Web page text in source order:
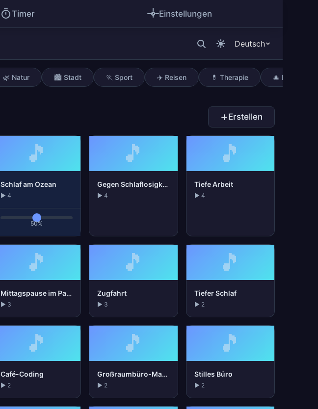
Deutsch
🌿 Natur 🏙️ Stadt 🏃 Sport ✈️ Reisen 💊 Therapie 🎄 Feiertage
Erstellen
🎵
Schlaf am Ozean
▶ 4
50%
🎵
Gegen Schlaflosigkeit
▶ 4
🎵
Tiefe Arbeit
▶ 4
🎵
Mittagspause im Park
▶ 3
🎵
Zugfahrt
▶ 3
🎵
Tiefer Schlaf
▶ 2
🎵
Café-Coding
▶ 2
🎵
Großraumbüro-Masker
▶ 2
🎵
Stilles Büro
▶ 2
Timer Einstellungen